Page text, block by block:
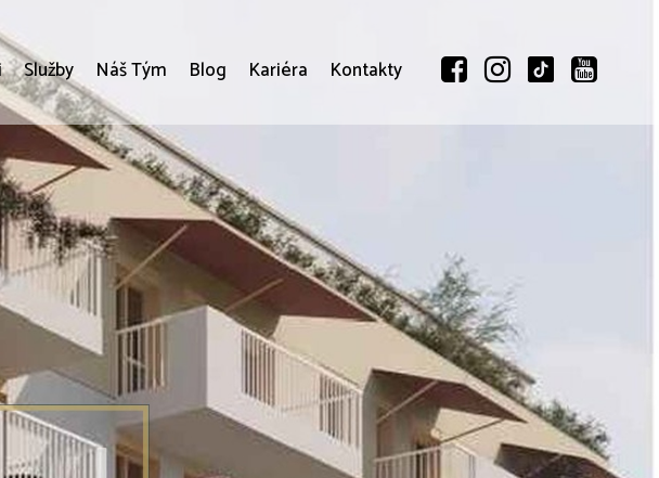
Služby Náš Tým Blog Kariéra Kontakty